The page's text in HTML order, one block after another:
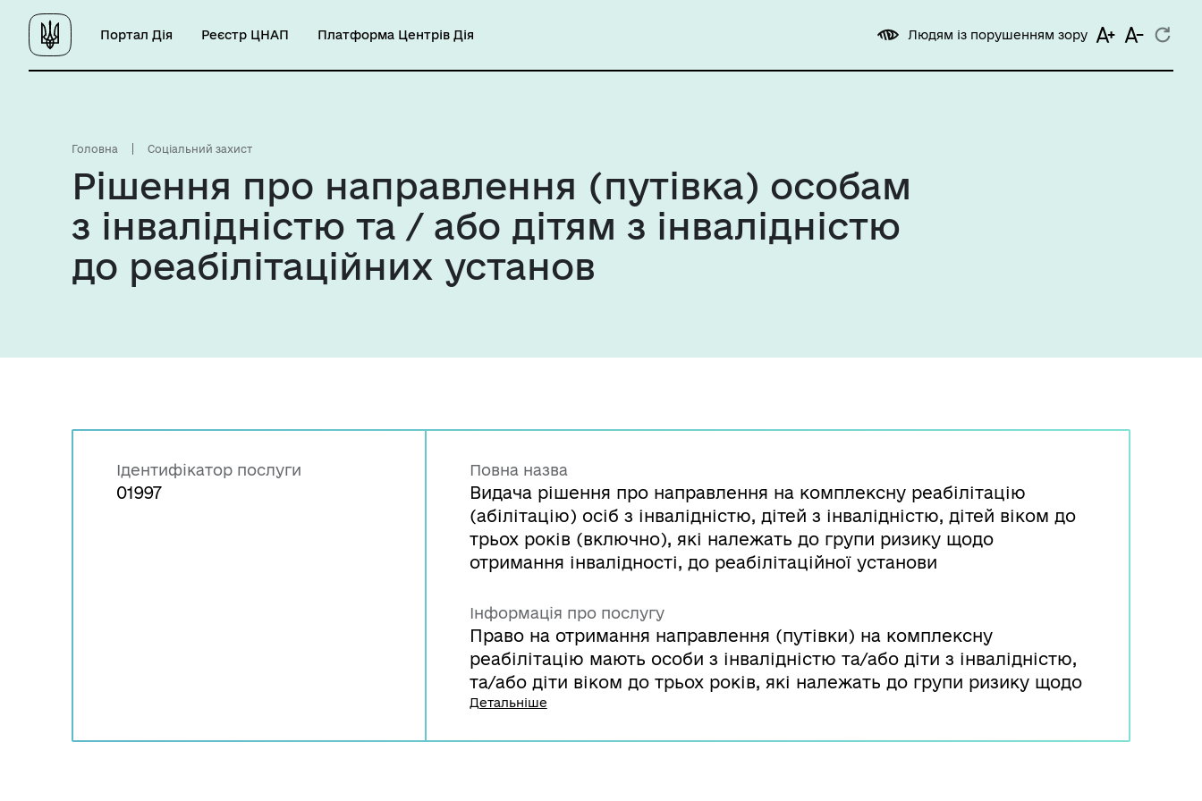
Портал Дія Реєстр ЦНАП Платформа Центрів Дія Людям із порушенням зору
Головна Соціальний захист
Рішення про направлення (путівка) особам
з інвалідністю та / або дітям з інвалідністю
до реабілітаційних установ
Ідентифікатор послуги
01997
Повна назва
Видача рішення про направлення на комплексну реабілітацію
(абілітацію) осіб з інвалідністю, дітей з інвалідністю, дітей віком до
трьох років (включно), які належать до групи ризику щодо
отримання інвалідності, до реабілітаційної установи
Інформація про послугу
Право на отримання направлення (путівки) на комплексну
реабілітацію мають особи з інвалідністю та/або діти з інвалідністю,
та/або діти віком до трьох років, які належать до групи ризику щодо
отримання інвалідності (з метою попередження інвалідності). Для
Детальніше